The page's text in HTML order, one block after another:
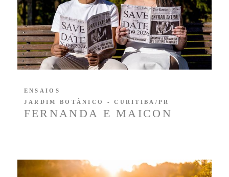
FERNANDA E MAICON
ENSAIOS
JARDIM BOTÂNICO - CURITIBA/PR